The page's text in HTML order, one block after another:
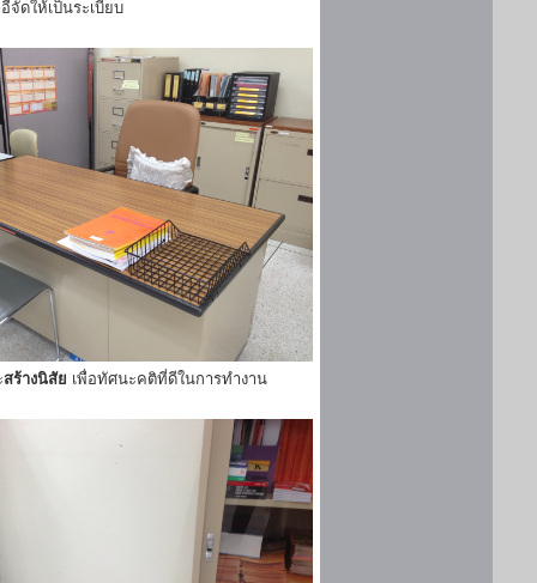
จัดให้เป็นระเบียบ
สร้างนิสัย เพื่อทัศนะคติที่ดีในการทำงาน